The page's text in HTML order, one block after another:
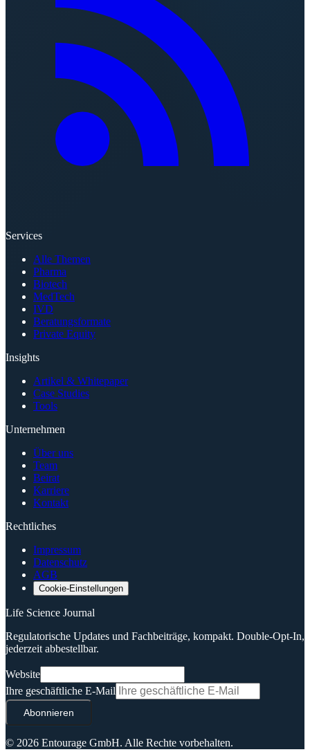
Services
Alle Themen
Pharma
Biotech
MedTech
IVD
Beratungsformate
Private Equity
Insights
Artikel & Whitepaper
Case Studies
Tools
Unternehmen
Über uns
Team
Beirat
Karriere
Kontakt
Rechtliches
Impressum
Datenschutz
AGB
Cookie-Einstellungen
Life Science Journal
Regulatorische Updates und Fachbeiträge, kompakt. Double-Opt-In,
jederzeit abbestellbar.
Website
Ihre geschäftliche E-Mail
Abonnieren
© 2026 Entourage GmbH. Alle Rechte vorbehalten.